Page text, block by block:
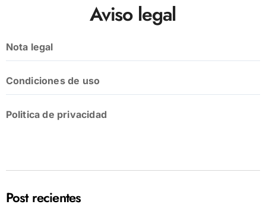
Aviso legal
Nota legal
Condiciones de uso
Politica de privacidad
Post recientes